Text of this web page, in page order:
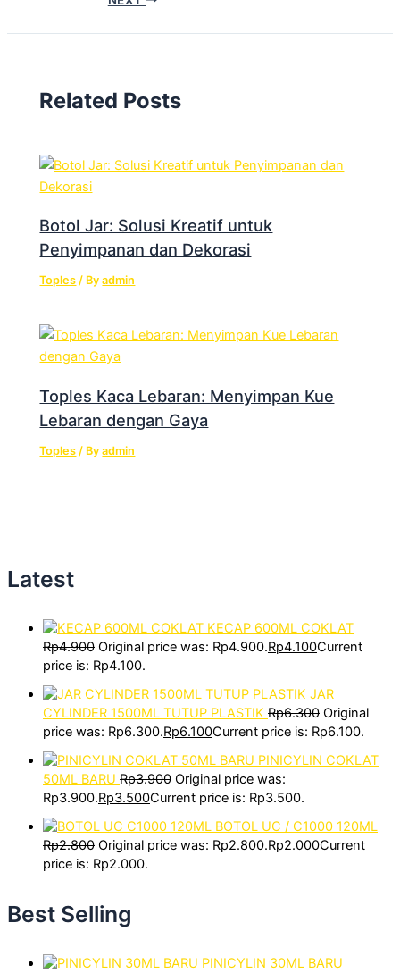
Related Posts
Botol Jar: Solusi Kreatif untuk
Penyimpanan dan Dekorasi
Toples / Byadmin
Toples Kaca Lebaran: Menyimpan Kue
Lebaran dengan Gaya
Toples / Byadmin
Latest
KECAP 600ML COKLAT
Rp4.900 Original price was: Rp4.900.Rp4.100Current
price is: Rp4.100.
JAR
CYLINDER 1500ML TUTUP PLASTIK Rp6.300 Original
price was: Rp6.300.Rp6.100Current price is: Rp6.100.
PINICYLIN COKLAT
50ML BARU Rp3.900 Original price was:
Rp3.900.Rp3.500Current price is: Rp3.500.
BOTOL UC / C1000 120ML
Rp2.800 Original price was: Rp2.800.Rp2.000Current
price is: Rp2.000.
Best Selling
PINICYLIN 30ML BARU